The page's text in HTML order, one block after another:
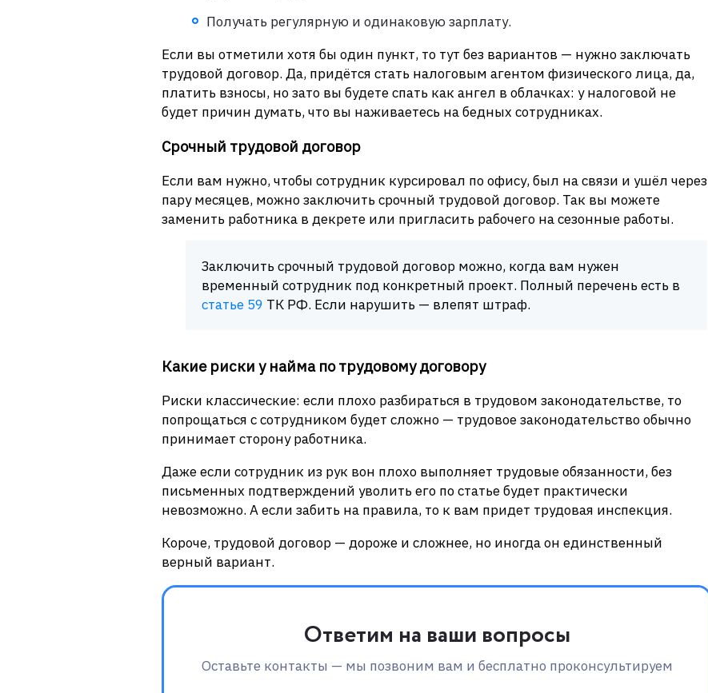
Получать регулярную и одинаковую зарплату.
Если вы отметили хотя бы один пункт, то тут без вариантов — нужно заключать
трудовой договор. Да, придётся стать налоговым агентом физического лица, да,
платить взносы, но зато вы будете спать как ангел в облачках: у налоговой не
будет причин думать, что вы наживаетесь на бедных сотрудниках.
Срочный трудовой договор
Если вам нужно, чтобы сотрудник курсировал по офису, был на связи и ушёл через
пару месяцев, можно заключить срочный трудовой договор. Так вы можете
заменить работника в декрете или пригласить рабочего на сезонные работы.
Заключить срочный трудовой договор можно, когда вам нужен
временный сотрудник под конкретный проект. Полный перечень есть в
статье 59 ТК РФ. Если нарушить — влепят штраф.
Какие риски у найма по трудовому договору
Риски классические: если плохо разбираться в трудовом законодательстве, то
попрощаться с сотрудником будет сложно — трудовое законодательство обычно
принимает сторону работника.
Даже если сотрудник из рук вон плохо выполняет трудовые обязанности, без
письменных подтверждений уволить его по статье будет практически
невозможно. А если забить на правила, то к вам придет трудовая инспекция.
Короче, трудовой договор — дороже и сложнее, но иногда он единственный
верный вариант.